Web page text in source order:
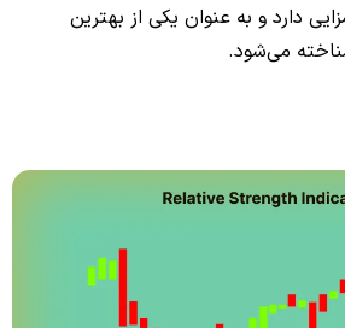
دارد و به عنوان یکی از بهترین
می‌شود.